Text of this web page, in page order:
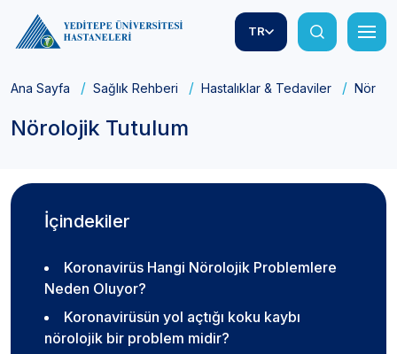
TR
Ana Sayfa Sağlık Rehberi Hastalıklar & Tedaviler
Nörolojik Tutulum
İçindekiler
Koronavirüs Hangi Nörolojik Problemlere
Neden Oluyor?
Koronavirüsün yol açtığı koku kaybı
nörolojik bir problem midir?